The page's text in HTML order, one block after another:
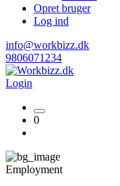
Opret bruger
Log ind
info@workbizz.dk
9806071234
Login
0
Employment